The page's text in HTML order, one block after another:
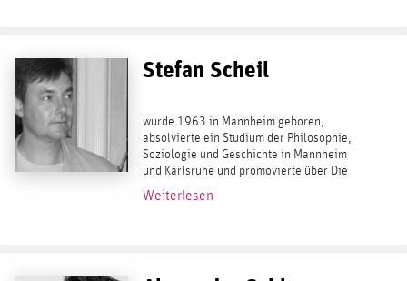
Stefan Scheil
wurde 1963 in Mannheim geboren,
absolvierte ein Studium der Philosophie,
Soziologie und Geschichte in Mannheim
und Karlsruhe und promovierte über Die
Entwicklung des politischen
Antisemitismus zwischen 1881 und 1912 .
Weiterlesen